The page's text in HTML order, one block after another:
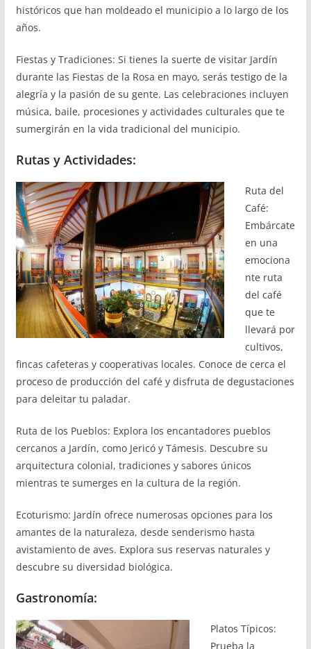
históricos que han moldeado el municipio a lo largo de los
años.
Fiestas y Tradiciones: Si tienes la suerte de visitar Jardín
durante las Fiestas de la Rosa en mayo, serás testigo de la
alegría y la pasión de su gente. Las celebraciones incluyen
música, baile, procesiones y actividades culturales que te
sumergirán en la vida tradicional del municipio.
Rutas y Actividades:
Ruta del
Café:
Embárcate
en una
emociona
nte ruta
del café
que te
llevará por
cultivos,
fincas cafeteras y cooperativas locales. Conoce de cerca el
proceso de producción del café y disfruta de degustaciones
para deleitar tu paladar.
Ruta de los Pueblos: Explora los encantadores pueblos
cercanos a Jardín, como Jericó y Támesis. Descubre su
arquitectura colonial, tradiciones y sabores únicos
mientras te sumerges en la cultura de la región.
Ecoturismo: Jardín ofrece numerosas opciones para los
amantes de la naturaleza, desde senderismo hasta
avistamiento de aves. Explora sus reservas naturales y
descubre su diversidad biológica.
Gastronomía:
Platos Típicos:
Prueba la